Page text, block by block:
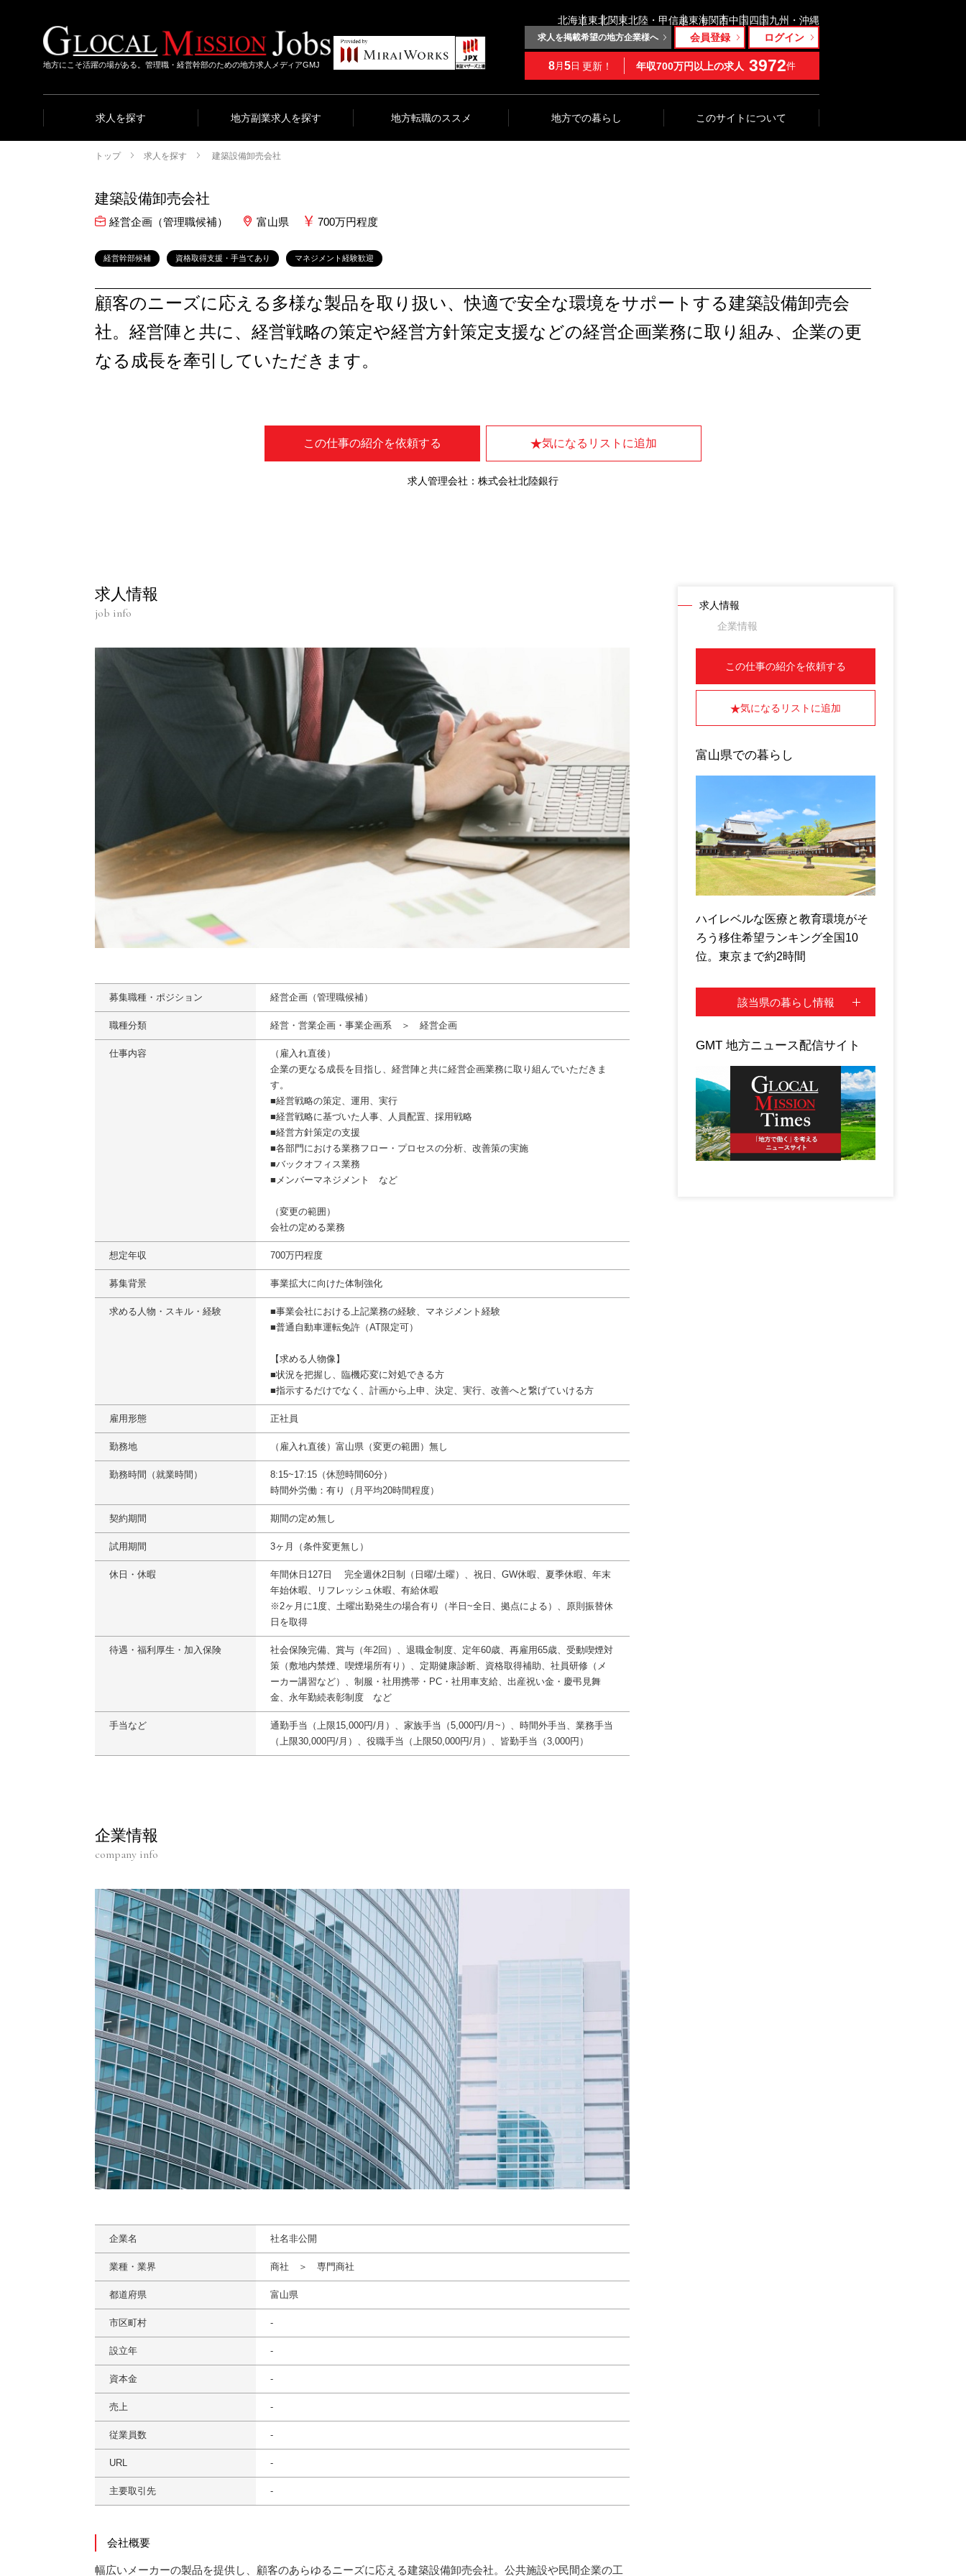
地方にこそ活躍の場がある。管理職・経営幹部のための地方求人メディアGMJ
北海道東北関東北陸・甲信越東海関西中国四国九州・沖縄
求人を掲載希望の地方企業様へ 会員登録 ログイン
8月 5日 更新！ 年収700万円以上の求人 3972件
求人を探す 地方副業求人を探す 地方転職のススメ 地方での暮らし このサイトについて
トップ 求人を探す 建築設備卸売会社
建築設備卸売会社
経営企画（管理職候補） 富山県 700万円程度
経営幹部候補 資格取得支援・手当てあり マネジメント経験歓迎
顧客のニーズに応える多様な製品を取り扱い、快適で安全な環境をサポートする建築設備卸売会
社。経営陣と共に、経営戦略の策定や経営方針策定支援などの経営企画業務に取り組み、企業の更
なる成長を牽引していただきます。
この仕事の紹介を依頼する 気になるリストに追加
求人管理会社：株式会社北陸銀行
求人情報
job info
募集職種・ポジション 経営企画（管理職候補）
職種分類 経営・営業企画・事業企画系 ＞ 経営企画
仕事内容
（雇入れ直後）
企業の更なる成長を目指し、経営陣と共に経営企画業務に取り組んでいただきま
す。
■経営戦略の策定、運用、実行
■経営戦略に基づいた人事、人員配置、採用戦略
■経営方針策定の支援
■各部門における業務フロー・プロセスの分析、改善策の実施
■バックオフィス業務
■メンバーマネジメント など
（変更の範囲）
会社の定める業務
想定年収 700万円程度
募集背景 事業拡大に向けた体制強化
求める人物・スキル・経験
■事業会社における上記業務の経験、マネジメント経験
■普通自動車運転免許（AT限定可）
【求める人物像】
■状況を把握し、臨機応変に対処できる方
■指示するだけでなく、計画から上申、決定、実行、改善へと繋げていける方
雇用形態 正社員
勤務地 （雇入れ直後）富山県（変更の範囲）無し
勤務時間（就業時間）
8:15~17:15（休憩時間60分）
時間外労働：有り（月平均20時間程度）
契約期間 期間の定め無し
試用期間 3ヶ月（条件変更無し）
休日・休暇
年間休日127日 完全週休2日制（日曜/土曜）、祝日、GW休暇、夏季休暇、年末
年始休暇、リフレッシュ休暇、有給休暇
※2ヶ月に1度、土曜出勤発生の場合有り（半日~全日、拠点による）、原則振替休
日を取得
待遇・福利厚生・加入保険
社会保険完備、賞与（年2回）、退職金制度、定年60歳、再雇用65歳、受動喫煙対
策（敷地内禁煙、喫煙場所有り）、定期健康診断、資格取得補助、社員研修（メ
ーカー講習など）、制服・社用携帯・PC・社用車支給、出産祝い金・慶弔見舞
金、永年勤続表彰制度 など
手当など
通勤手当（上限15,000円/月）、家族手当（5,000円/月~）、時間外手当、業務手当
（上限30,000円/月）、役職手当（上限50,000円/月）、皆勤手当（3,000円）
企業情報
company info
企業名 社名非公開
業種・業界 商社 ＞ 専門商社
都道府県 富山県
市区町村 -
設立年 -
資本金 -
売上 -
従業員数 -
URL -
主要取引先 -
会社概要
幅広いメーカーの製品を提供し、顧客のあらゆるニーズに応える建築設備卸売会社。公共施設や民間企業の工
求人情報
企業情報
この仕事の紹介を依頼する
気になるリストに追加
富山県での暮らし
ハイレベルな医療と教育環境がそ
ろう移住希望ランキング全国10
位。東京まで約2時間
該当県の暮らし情報
GMT 地方ニュース配信サイト